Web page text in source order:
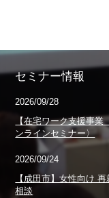
セミナー情報
2026/09/28
【在宅ワーク支援事
ンラインセミナー〉
2026/09/24
【成田市】女性向け
相談